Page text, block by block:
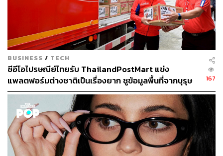
ในช่วงเทศกาลคนโสดเมื่อวันที่ 11 เดือน 11 ที่ผ่านมา ซึ่ง
บรรดาอีคอมเมิร์ซในประเทศจีนจัดโปรโมชันลดแลกแจก
แถมกันกระหน่ำ ก็กลายเป็นช่วงที่ Alipay ทำสถิติมียอดทำ
ธุรกรรมสูงสุดต่อวินาทีอยู่ที่ประมาณ 256,000 ครั้ง! เพิ่มขึ้น
เกือบเท่าตัวเมื่อเทียบกับช่วงเวลาเดียวกันเมื่อปีที่แล้วที่มียอด
การทำธุรกรรมสูงสุดใน 1 วินาทีอยู่ที่ 120,000 ครั้ง
ด้านความปลอดภัยของผู้ใช้บริการ เป็นที่ทราบกันดีว่าโดย
ปกติแล้วร้านค้าจีนอาจจะไม่ได้ขายสินค้าที่เป็นของแท้ทุก
ร้าน แต่การจะมีบัญชี Alipay ในประเทศจีนได้ก็จำเป็นจะต้อง
เปิดบัญชีธนาคารในประเทศและผูกเบอร์โทรศัพท์เข้ากับตัว
ระบบเสียก่อน ดังนั้น การติดตามตัวผู้ขายเพื่อเอาผิดจึงไม่ใช่
เรื่องยากอีกต่อไป
BUSINESS / TECH
ซีอีโอไปรษณีย์ไทยรับ ThailandPostMart แข่ง
แพลตฟอร์มต่างชาติเป็นเรื่องยาก ชูข้อมูลพื้นที่จากบุรุษ
ไปรษณีย์เป็นจุดแข็งที่คู่แข่งใช้เงินเลียนแบบไม่ได้
167